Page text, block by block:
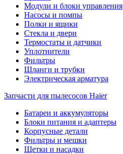
Модули и блоки управления
Насосы и помпы
Полки и ящики
Стекла и двери
Термостаты и датчики
Уплотнители
Фильтры
Шланги и трубки
Электрическая арматура
Запчасти для пылесосов Haier
Батареи и аккумуляторы
Блоки питания и адаптеры
Корпусные детали
Фильтры и мешки
Щетки и насадки